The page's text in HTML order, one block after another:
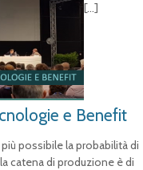
4.0 ISE
[…]
e Benefit
possibile la probabilità di
catena di produzione è di